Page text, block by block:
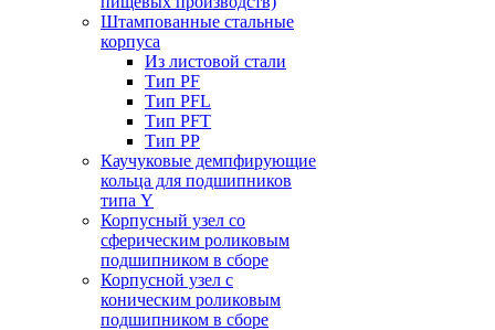
Штампованные стальные
корпуса
Из листовой стали
Тип PF
Тип PFL
Тип PFT
Тип PP
Каучуковые демпфирующие
кольца для подшипников
типа Y
Корпусный узел со
сферическим роликовым
подшипником в сборе
Корпусной узел с
коническим роликовым
подшипником в сборе